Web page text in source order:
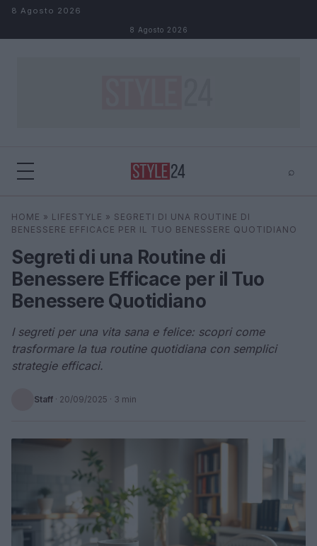
Salta al contenuto
8 Agosto 2026
8 Agosto 2026
⌕
Cerca
HOME » LIFESTYLE » SEGRETI DI UNA ROUTINE DI
BENESSERE EFFICACE PER IL TUO BENESSERE QUOTIDIANO
Segreti di una Routine di
Benessere Efficace per il Tuo
Benessere Quotidiano
I segreti per una vita sana e felice: scopri come
trasformare la tua routine quotidiana con semplici
strategie efficaci.
Staff · 20/09/2025 · 3 min